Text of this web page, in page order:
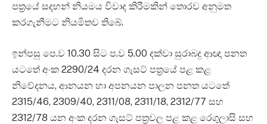
පත්‍රයේ සදහන් නියමය විවාද කිරීමකින් තොරව අනුමත
කරගැනීමට නියමිතව තිබේ.
ඉන්පසු පෙ.ව 10.30 සිට ප.ව 5.00 දක්වා සුරාබදු ආඥා පනත
යටතේ අංක 2290/24 දරන ගැසට් පත්‍රයේ පළ කළ
නිවේදනය, ආනයන හා අපනයන පාලන පනත යටතේ
2315/46, 2309/40, 2311/08, 2311/18, 2312/77 සහ
2312/78 යන අංක දරන ගැසට් පත්‍රවල පළ කළ රෙගුලාසි සහ